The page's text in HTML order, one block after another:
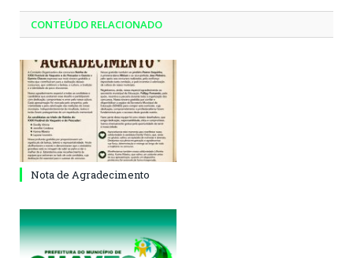
CONTEÚDO RELACIONADO
Nota de Agradecimento